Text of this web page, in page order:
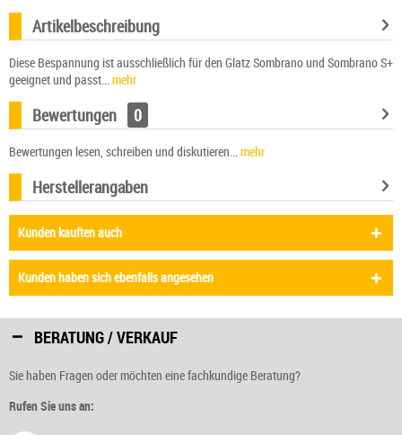
Artikelbeschreibung
Diese Bespannung ist ausschließlich für den Glatz Sombrano und Sombrano S+
geeignet und passt...
mehr
Bewertungen 0
Bewertungen lesen, schreiben und diskutieren... mehr
Herstellerangaben
Kunden kauften auch
Kunden haben sich ebenfalls angesehen
BERATUNG / VERKAUF
Sie haben Fragen oder möchten eine fachkundige Beratung?
Rufen Sie uns an: